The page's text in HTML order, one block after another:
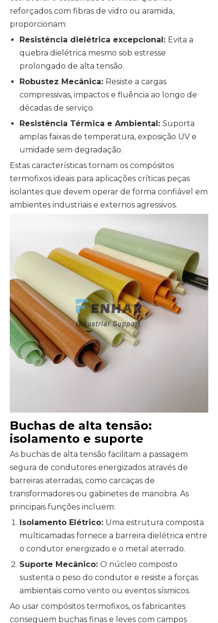
reforçados com fibras de vidro ou aramida,
proporcionam:
Resistência dielétrica excepcional: Evita a
quebra dielétrica mesmo sob estresse
prolongado de alta tensão.
Robustez Mecânica: Resiste a cargas
compressivas, impactos e fluência ao longo de
décadas de serviço.
Resistência Térmica e Ambiental: Suporta
amplas faixas de temperatura, exposição UV e
umidade sem degradação.
Estas características tornam os compósitos
termofixos ideais para aplicações críticas peças
isolantes que devem operar de forma confiável em
ambientes industriais e externos agressivos.
Buchas de alta tensão:
isolamento e suporte
As buchas de alta tensão facilitam a passagem
segura de condutores energizados através de
barreiras aterradas, como carcaças de
transformadores ou gabinetes de manobra. As
principais funções incluem:
Isolamento Elétrico: Uma estrutura composta
multicamadas fornece a barreira dielétrica entre
o condutor energizado e o metal aterrado.
Suporte Mecânico: O núcleo composto
sustenta o peso do condutor e resiste a forças
ambientais como vento ou eventos sísmicos.
Ao usar compósitos termofixos, os fabricantes
conseguem buchas finas e leves com campos